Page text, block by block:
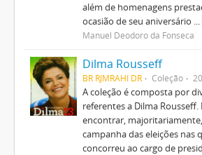
além de homenagens
ocasião de seu aniversário ...
Manuel Deodoro da Fonseca
Dilma Rousseff
BR RJMRAHI DR Coleção
A coleção é composta por
referentes a Dilma Rousseff.
encontrar,
campanha das eleições nas
concorreu ao cargo de